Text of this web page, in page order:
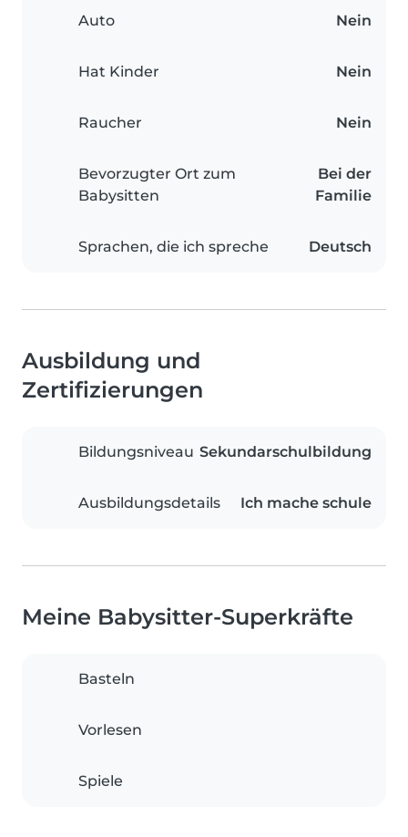
Auto Nein
Hat Kinder Nein
Raucher Nein
Bevorzugter Ort zum
Babysitten
Bei der
Familie
Sprachen, die ich spreche Deutsch
Ausbildung und
Zertifizierungen
Bildungsniveau Sekundarschulbildung
Ausbildungsdetails Ich mache schule
Meine Babysitter-Superkräfte
Basteln
Vorlesen
Spiele